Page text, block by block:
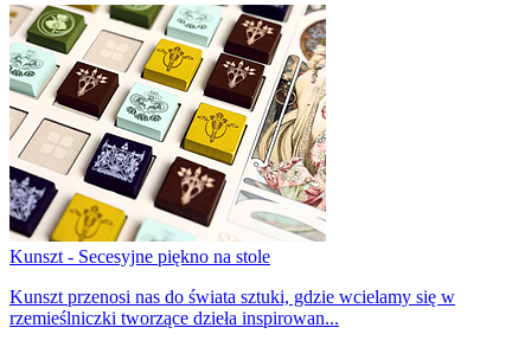
Kunszt - Secesyjne piękno na stole
Kunszt przenosi nas do świata sztuki, gdzie wcielamy się w
rzemieślniczki tworzące dzieła inspirowan...